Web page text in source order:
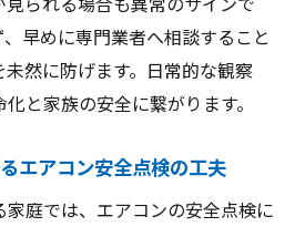
早めに専門業者へ相談すること
然に防げます。日常的な観察
と家族の安全に繋がります。
エアコン安全点検の工夫
庭では、エアコンの安全点検に